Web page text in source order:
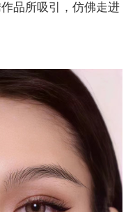
品所吸引，仿佛走进